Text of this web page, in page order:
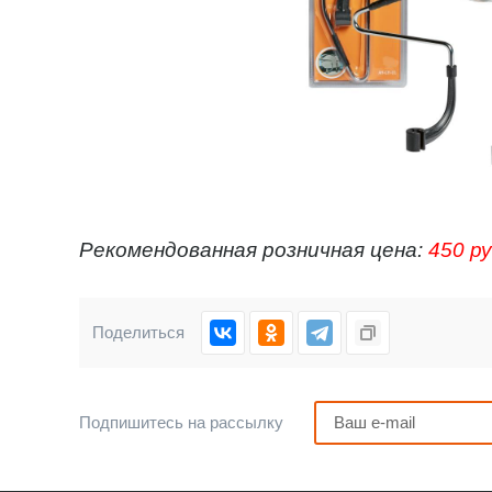
Рекомендованная розничная цена: 450
Поделиться
Подпишитесь на рассылку